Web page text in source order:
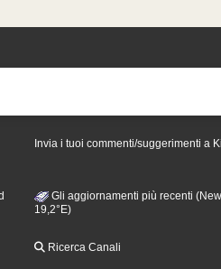
Invia i tuoi commenti/suggerimenti a
Gli aggiornamenti più recenti
19,2°E)
Ricerca Canali